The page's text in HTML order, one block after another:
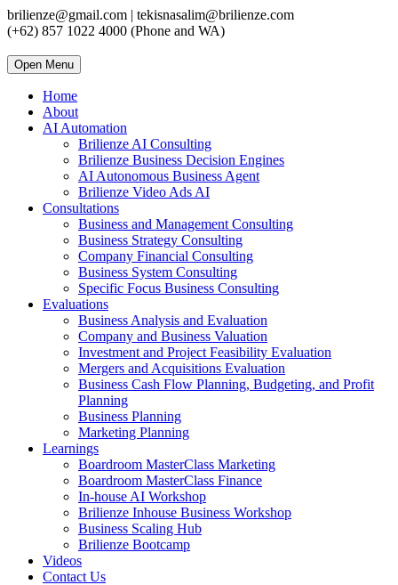
brilienze@gmail.com | tekisnasalim@brilienze.com
(+62) 857 1022 4000 (Phone and WA)
Open Menu
Home
About
AI Automation
Brilienze AI Consulting
Brilienze Business Decision Engines
AI Autonomous Business Agent
Brilienze Video Ads AI
Consultations
Business and Management Consulting
Business Strategy Consulting
Company Financial Consulting
Business System Consulting
Specific Focus Business Consulting
Evaluations
Business Analysis and Evaluation
Company and Business Valuation
Investment and Project Feasibility Evaluation
Mergers and Acquisitions Evaluation
Business Cash Flow Planning, Budgeting, and Profit
Planning
Business Planning
Marketing Planning
Learnings
Boardroom MasterClass Marketing
Boardroom MasterClass Finance
In-house AI Workshop
Brilienze Inhouse Business Workshop
Business Scaling Hub
Brilienze Bootcamp
Videos
Contact Us